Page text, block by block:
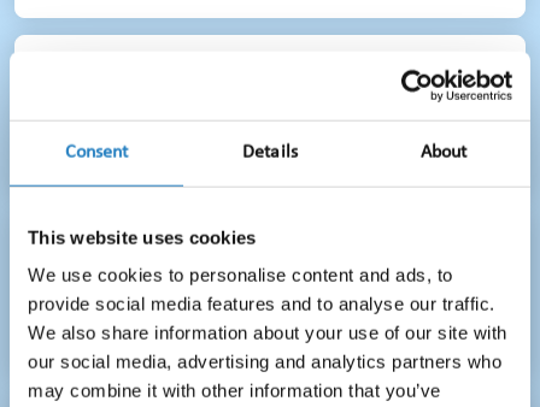
Consent Details About
This website uses cookies
We use cookies to personalise content and ads, to
provide social media features and to analyse our traffic.
We also share information about your use of our site with
our social media, advertising and analytics partners who
may combine it with other information that you’ve
Media Info Groep groeit mee met een
veranderend medialandschap
Jouw PR-case verdient een podium: stuur nu
in voor de Dutch PR Awards 2026